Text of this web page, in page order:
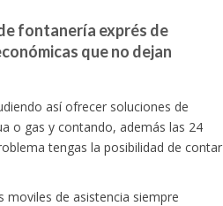
fontanería exprés de
que no dejan
así ofrecer soluciones de
o gas y contando, además las 24
tengas la posibilidad de contar
de asistencia siempre